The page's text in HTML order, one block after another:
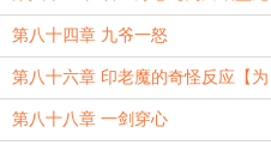
牙令加更8】
第八十四章 九爷一怒
第八十六章 印老魔的奇怪反应【为
白银盟龙牙令加更10【完毕】】
第八十八章 一剑穿心